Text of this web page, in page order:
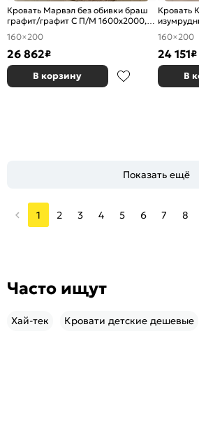
Кровать Марвэл без обивки браш
графит/графит С П/М 1600x2000,
ортопедическое основание,
изголовье жесткое
160×200
26 862₽
В корзину
Кровать
160×200
24 151₽
В
Показать ещё
1 2 3 4 5 6 7 8
Часто ищут
Хай-тек Кровати детские дешевые